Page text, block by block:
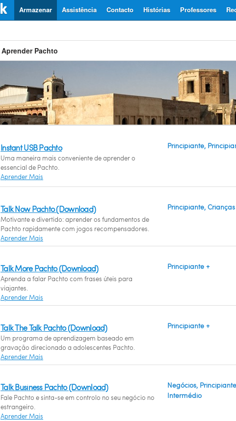
Professores
Histórias
Contacto
Assistência
Armazenar
Aprender Pachto
Instant USB Pachto
Uma maneira mais conveniente de aprender o
essencial de Pachto.
Aprender Mais
Principiante,
Talk Now Pachto (Download)
Motivante e divertido: aprender os fundamentos de
Pachto rapidamente com jogos recompensadores.
Aprender Mais
Principiante, Crianças
Talk More Pachto (Download)
Aprenda a falar Pachto com frases úteis para
viajantes.
Aprender Mais
Principiante +
Talk The Talk Pachto (Download)
Um programa de aprendizagem baseado em
gravação direcionado a adolescentes Pachto.
Aprender Mais
Principiante +
Talk Business Pachto (Download)
Fale Pachto e sinta-se em controlo no seu negócio no
estrangeiro.
Aprender Mais
Negócios,
Intermédio